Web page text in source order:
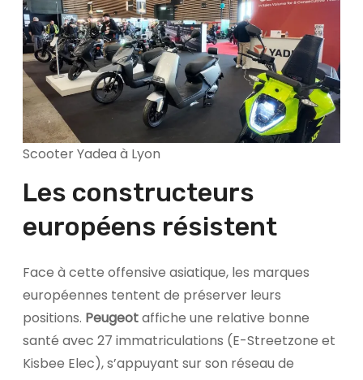
Scooter Yadea à Lyon
Les constructeurs
européens résistent
Face à cette offensive asiatique, les marques
européennes tentent de préserver leurs
positions. Peugeotaffiche une relative bonne
santé avec 27 immatriculations (E-Streetzone et
Kisbee Elec), s’appuyant sur son réseau de